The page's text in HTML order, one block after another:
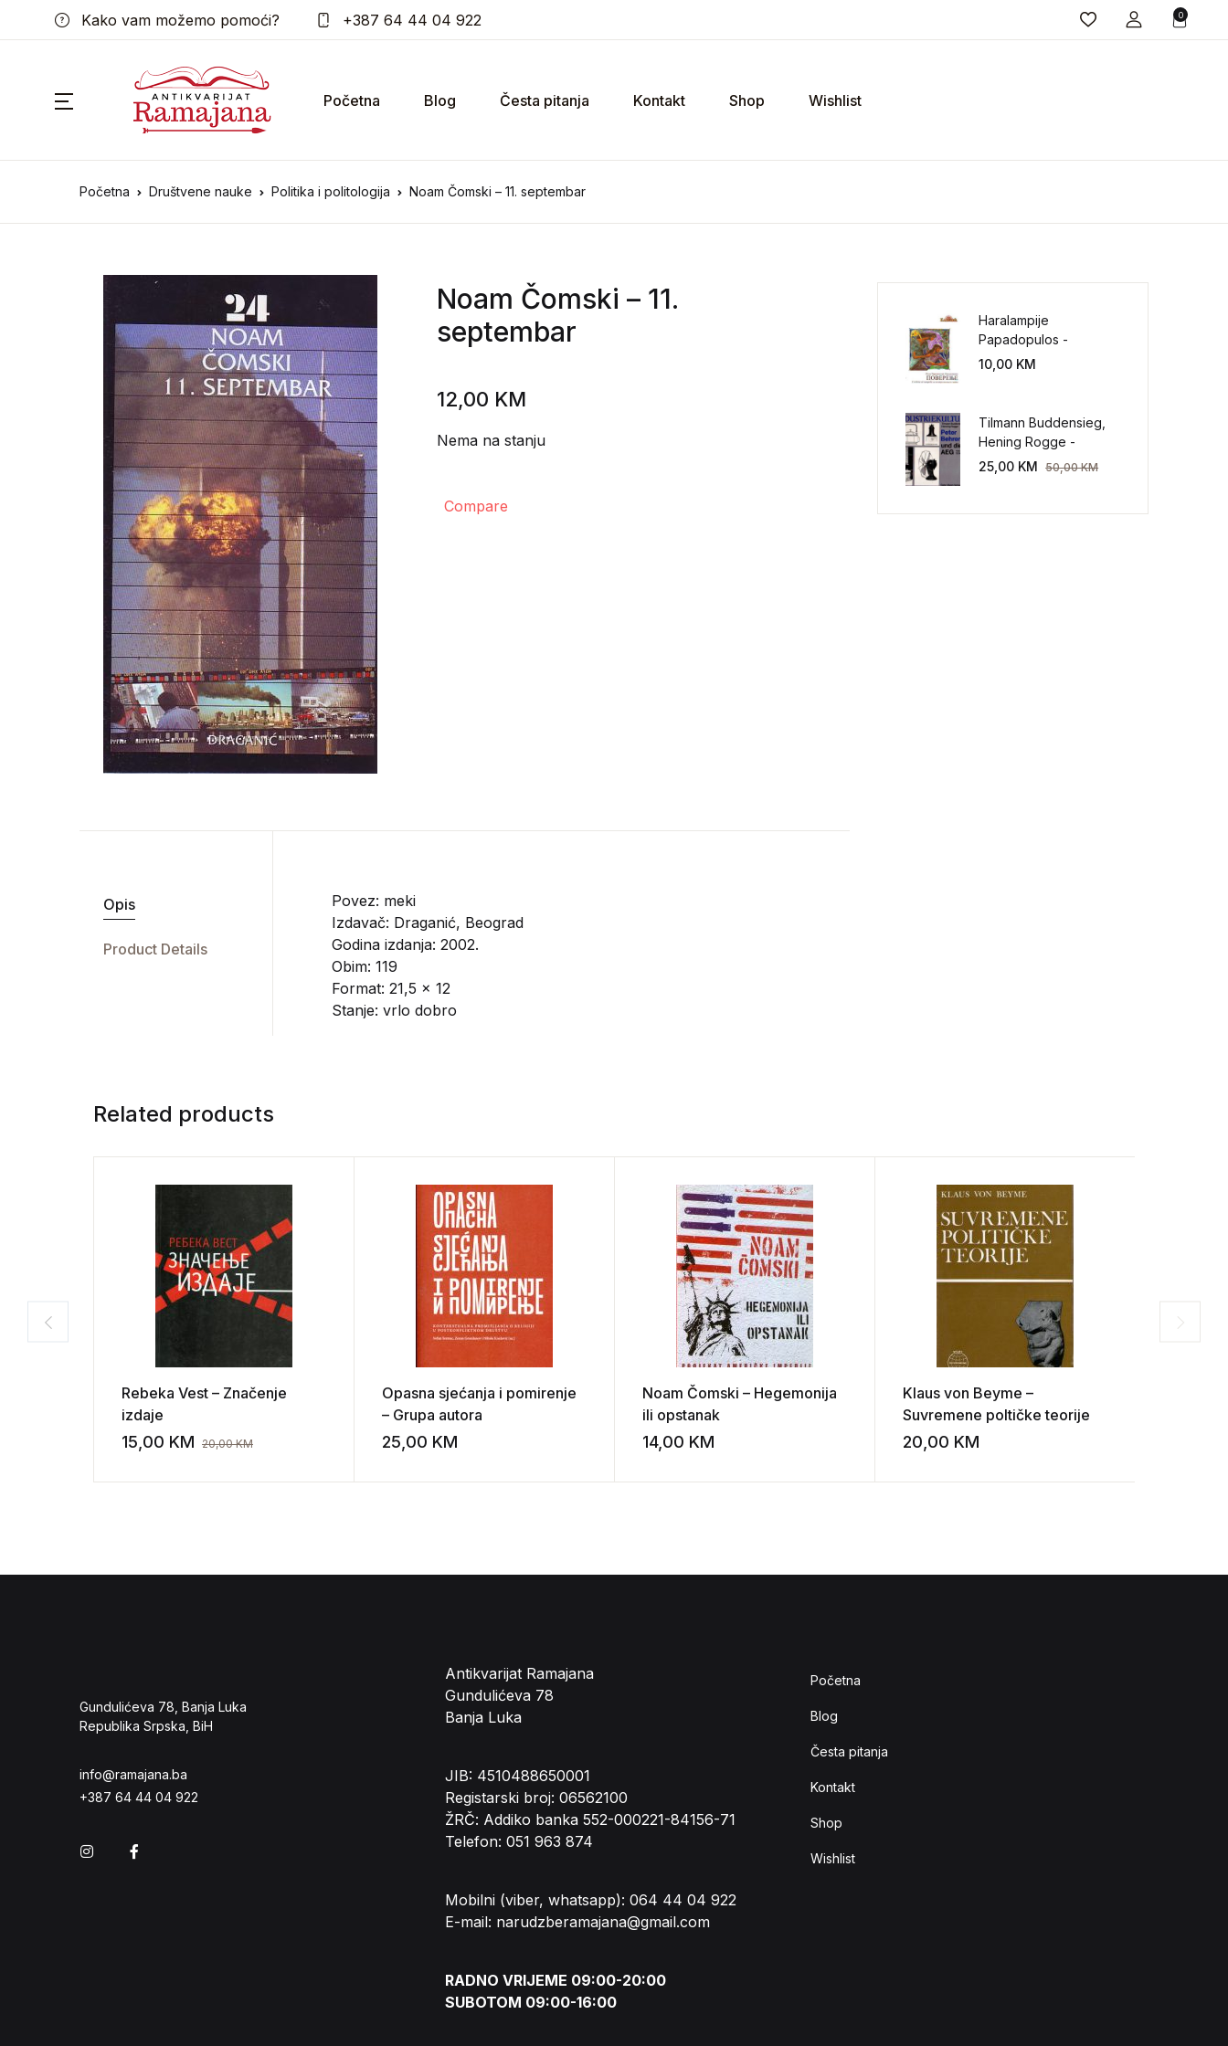
Kako vam možemo pomoći? +387 64 44 04 922 0
Početna Blog Česta pitanja Kontakt Shop Wishlist
Početna Društvene nauke Politika i politologija Noam Čomski – 11. septembar
Noam Čomski – 11.
septembar
12,00 KM
Nema na stanju
Compare
Opis
Product Details
Povez: meki
Izdavač: Draganić, Beograd
Godina izdanja: 2002.
Obim: 119
Format: 21,5 x 12
Stanje: vrlo dobro
Haralampije
Papadopulos -
Poverenje: sloboda od
10,00 KM
Tilmann Buddensieg,
Hening Rogge -
Industriekultur: Peter
25,00 KM 50,00KM
Related products
Rebeka Vest – Značenje
izdaje
15,00 KM 20,00KM Add to wishlist
Opasna sjećanja i pomirenje
– Grupa autora
25,00 KM Add to wishlist
Noam Čomski – Hegemonija
ili opstanak
14,00 KM Add to wishlist
Klaus von Beyme –
Suvremene poltičke teorije
20,00 KM
Gundulićeva 78, Banja Luka
Republika Srpska, BiH
info@ramajana.ba
+387 64 44 04 922
Instagram
Antikvarijat Ramajana
Gundulićeva 78
Banja Luka
JIB: 4510488650001
Registarski broj: 06562100
ŽRČ: Addiko banka 552-000221-84156-71
Telefon: 051 963 874
Mobilni (viber, whatsapp): 064 44 04 922
E-mail: narudzberamajana@gmail.com
RADNO VRIJEME 09:00-20:00
SUBOTOM 09:00-16:00
Početna
Blog
Česta pitanja
Kontakt
Shop
Wishlist